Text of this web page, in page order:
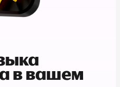
в вашем